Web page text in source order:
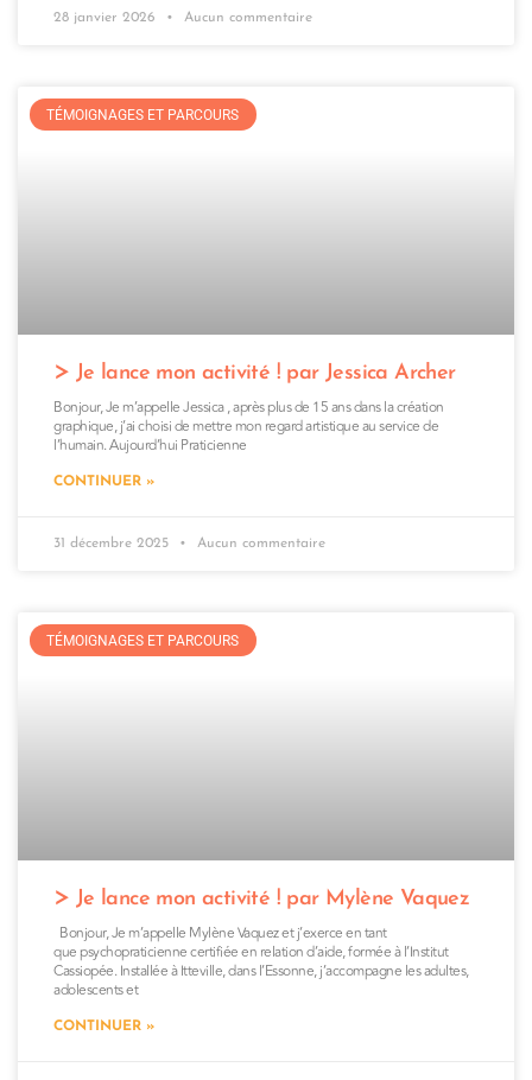
28 janvier 2026 Aucun commentaire
TÉMOIGNAGES ET PARCOURS
Je lance mon activité ! par Jessica Archer
Bonjour, Je m’appelle Jessica , après plus de 15 ans dans la création
graphique, j’ai choisi de mettre mon regard artistique au service de
l’humain. Aujourd’hui Praticienne
CONTINUER »
31 décembre 2025 Aucun commentaire
TÉMOIGNAGES ET PARCOURS
Je lance mon activité ! par Mylène Vaquez
Bonjour, Je m’appelle Mylène Vaquez et j’exerce en tant
que psychopraticienne certifiée en relation d’aide, formée à l’Institut
Cassiopée. Installée à Itteville, dans l’Essonne, j’accompagne les adultes,
adolescents et
CONTINUER »